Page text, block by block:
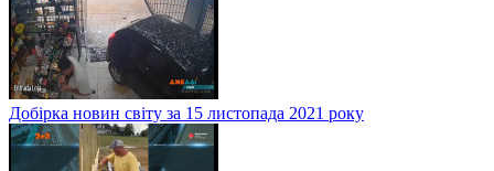
Добірка новин світу за 15 листопада 2021 року